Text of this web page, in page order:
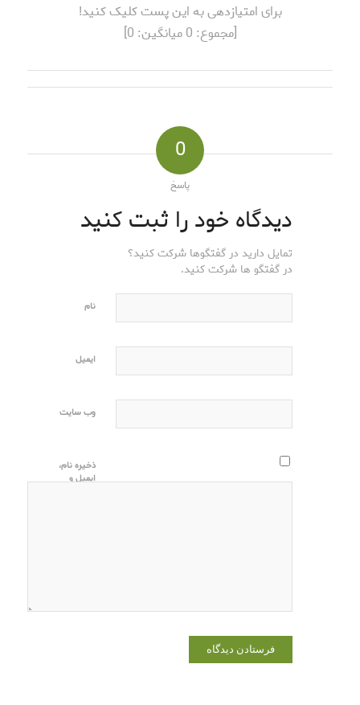
برای امتیازدهی به این پست کلیک کنید!
[مجموع: 0میانگین: 0
]
0
پاسخ
دیدگاه خود را ثبت کنید
تمایل دارید در گفتگوها شرکت کنید؟
در گفتگو ها شرکت کنید.
نام
ایمیل
وب‌ سایت
ذخیره نام،
ایمیل و